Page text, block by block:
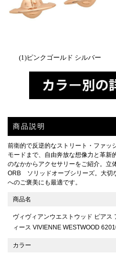
(1)ピンクゴールド シルバー
商品説明
前衛的で反逆的なストリート・ファッ
モードまで、自由奔放な想像力と革新
のなかからアクセサリーをご紹介。立
ORB ソリッドオーブシリーズ。大切
へのご褒美にも最適です。
商品名
ヴィヴィアンウエストウッド ピアス
ィース VIVIENNE WESTWOOD
カラー